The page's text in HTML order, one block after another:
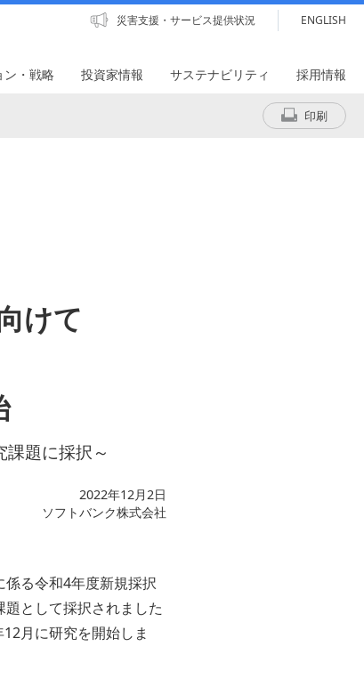
災害支援・サービス提供状況 ENGLISH
ン・戦略 投資家情報 サステナビリティ 採用情報
印刷
けて
題に採択～
2022年12月2日
ソフトバンク株式会社
る令和4年度新規採択
として採択されました
月に研究を開始しま